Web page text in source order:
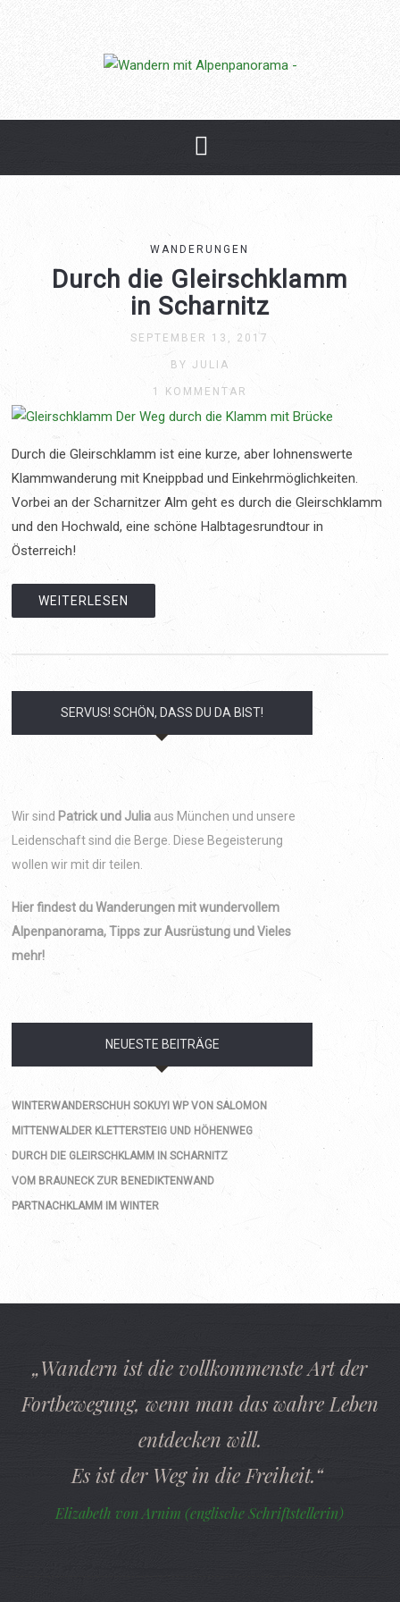
WANDERUNGEN
Durch die Gleirschklamm
in Scharnitz
SEPTEMBER 13, 2017
BY JULIA
1 KOMMENTAR
Durch die Gleirschklamm ist eine kurze, aber lohnenswerte
Klammwanderung mit Kneippbad und Einkehrmöglichkeiten.
Vorbei an der Scharnitzer Alm geht es durch die Gleirschklamm
und den Hochwald, eine schöne Halbtagesrundtour in
Österreich!
WEITERLESEN
SERVUS! SCHÖN, DASS DU DA BIST!
Wir sind Patrick und Julia aus München und unsere
Leidenschaft sind die Berge. Diese Begeisterung
wollen wir mit dir teilen.
Hier findest du Wanderungen mit wundervollem
Alpenpanorama, Tipps zur Ausrüstung und Vieles
mehr!
NEUESTE BEITRÄGE
WINTERWANDERSCHUH SOKUYI WP VON SALOMON
MITTENWALDER KLETTERSTEIG UND HÖHENWEG
DURCH DIE GLEIRSCHKLAMM IN SCHARNITZ
VOM BRAUNECK ZUR BENEDIKTENWAND
PARTNACHKLAMM IM WINTER
„Wandern ist die vollkommenste Art der
Fortbewegung, wenn man das wahre Leben
entdecken will.
Es ist der Weg in die Freiheit.“
Elizabeth von Arnim (englische Schriftstellerin)
Datenschutzerklärung und unserer Cookie-Richtlinie findest du
Ok, verstanden.